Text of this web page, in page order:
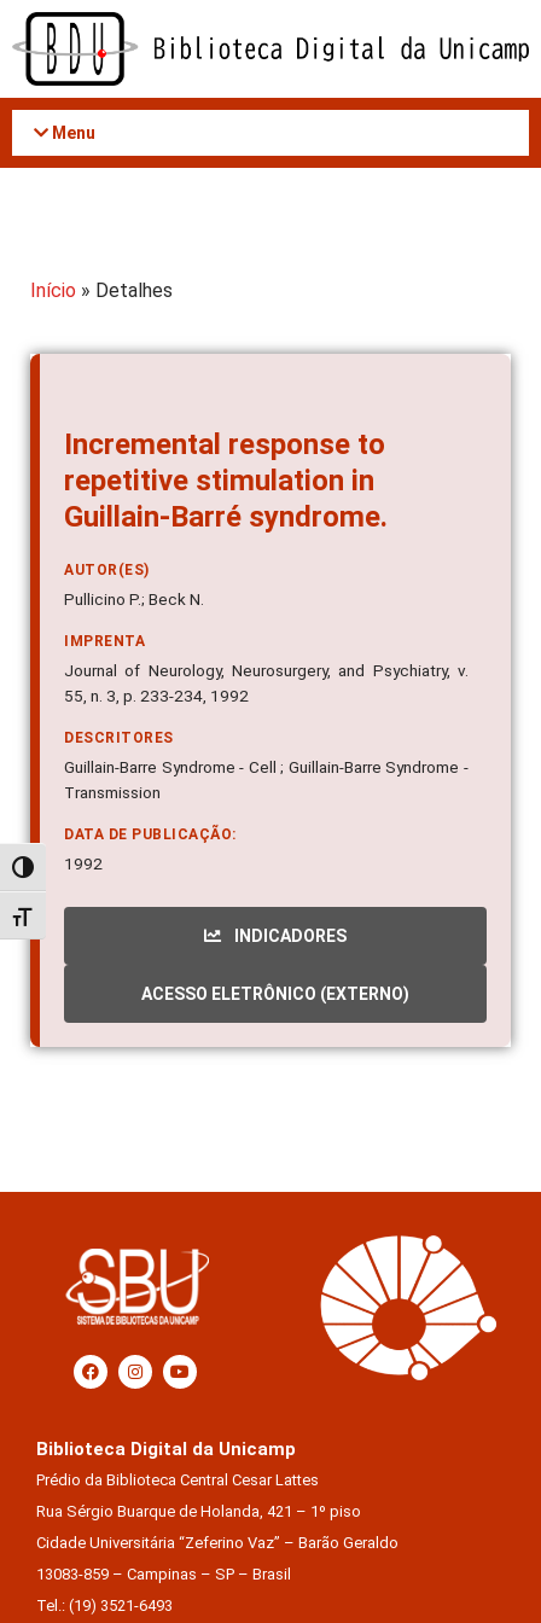
Acessar
conteúdo
Alternar alto contraste
Alternar tamanho da fonte
Menu
Início » Detalhes
Incremental response to
repetitive stimulation in
Guillain-Barré syndrome.
AUTOR(ES)
Pullicino P.; Beck N.
IMPRENTA
Journal of Neurology, Neurosurgery, and Psychiatry, v.
55, n. 3, p. 233-234, 1992
DESCRITORES
Guillain-Barre Syndrome - Cell ; Guillain-Barre Syndrome -
Transmission
DATA DE PUBLICAÇÃO:
1992
INDICADORES
ACESSO ELETRÔNICO (EXTERNO)
Biblioteca Digital da Unicamp
Prédio da Biblioteca Central Cesar Lattes
Rua Sérgio Buarque de Holanda, 421 – 1º piso
Cidade Universitária “Zeferino Vaz” – Barão Geraldo
13083-859 – Campinas – SP – Brasil
Tel.: (19) 3521-6493